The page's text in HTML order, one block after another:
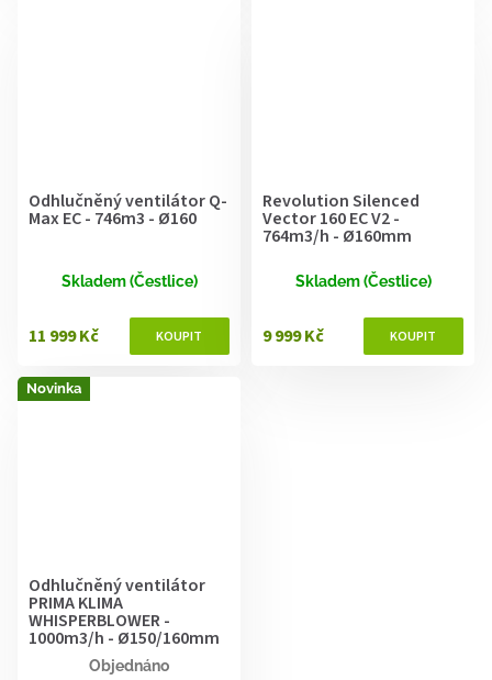
Odhlučněný ventilátor Q-
Max EC - 746m3 - Ø160
Skladem (Čestlice)
11 999 Kč
Revolution Silenced
Vector 160 EC V2 -
764m3/h - Ø160mm
Skladem (Čestlice)
9 999 Kč
Novinka
Odhlučněný ventilátor
PRIMA KLIMA
WHISPERBLOWER -
1000m3/h - Ø150/160mm
Objednáno